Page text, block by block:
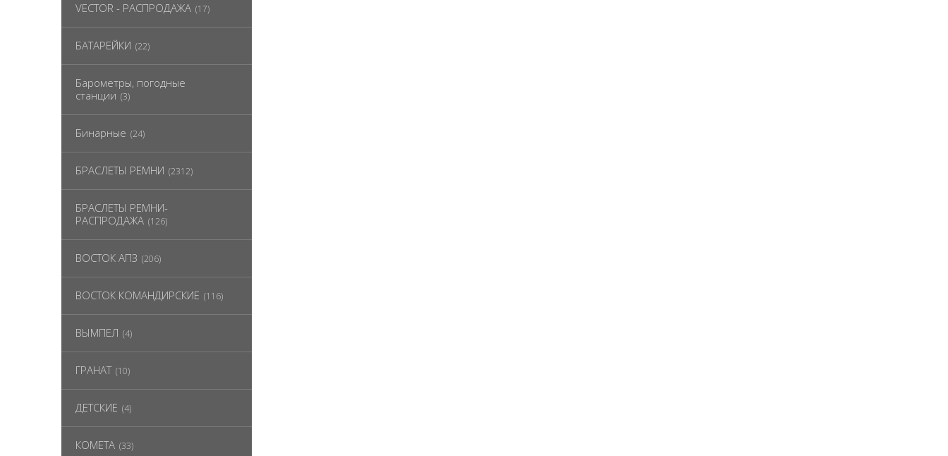
VECTOR - РАСПРОДАЖА (17)
БАТАРЕЙКИ (22)
Барометры, погодные
станции (3)
Бинарные (24)
БРАСЛЕТЫ РЕМНИ (2312)
БРАСЛЕТЫ РЕМНИ-
РАСПРОДАЖА (126)
ВОСТОК АПЗ (206)
ВОСТОК КОМАНДИРСКИЕ (116)
ВЫМПЕЛ (4)
ГРАНАТ (10)
ДЕТСКИЕ (4)
КОМЕТА (33)